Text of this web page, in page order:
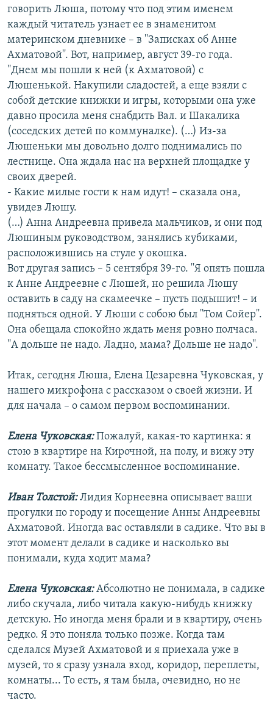
говорить Люша, потому что под этим именем
каждый читатель узнает ее в знаменитом
материнском дневнике – в ''Записках об Анне
Ахматовой''. Вот, например, август 39-го года.
''Днем мы пошли к ней (к Ахматовой) с
Люшенькой. Накупили сладостей, а еще взяли с
собой детские книжки и игры, которыми она уже
давно просила меня снабдить Вал. и Шакалика
(соседских детей по коммуналке). (…) Из-за
Люшеньки мы довольно долго поднимались по
лестнице. Она ждала нас на верхней площадке у
своих дверей.
- Какие милые гости к нам идут! – сказала она,
увидев Люшу.
(…) Анна Андреевна привела мальчиков, и они под
Люшиным руководством, занялись кубиками,
расположившись на стуле у окошка.
Вот другая запись – 5 сентября 39-го. ''Я опять пошла
к Анне Андреевне с Люшей, но решила Люшу
оставить в саду на скамеечке – пусть подышит! – и
подняться одной. У Люши с собою был ''Том Сойер''.
Она обещала спокойно ждать меня ровно полчаса.
''А дольше не надо. Ладно, мама? Дольше не надо''.
Итак, сегодня Люша, Елена Цезаревна Чуковская, у
нашего микрофона с рассказом о своей жизни. И
для начала – о самом первом воспоминании.
Елена Чуковская:Пожалуй, какая-то картинка: я
стою в квартире на Кирочной, на полу, и вижу эту
комнату. Такое бессмысленное воспоминание.
Иван Толстой:Лидия Корнеевна описывает ваши
прогулки по городу и посещение Анны Андреевны
Ахматовой. Иногда вас оставляли в садике. Что вы в
этот момент делали в садике и насколько вы
понимали, куда ходит мама?
Елена Чуковская:Абсолютно не понимала, в садике
либо скучала, либо читала какую-нибудь книжку
детскую. Но иногда меня брали и в квартиру, очень
редко. Я это поняла только позже. Когда там
сделался Музей Ахматовой и я приехала уже в
музей, то я сразу узнала вход, коридор, переплеты,
комнаты... То есть, я там была, очевидно, но не
часто.